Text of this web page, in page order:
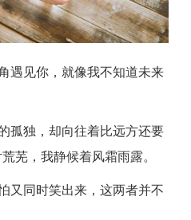
遇见你，就像我不知道未来
孤独，却向往着比远方还要
芜，我静候着风霜雨露。
又同时笑出来，这两者并不